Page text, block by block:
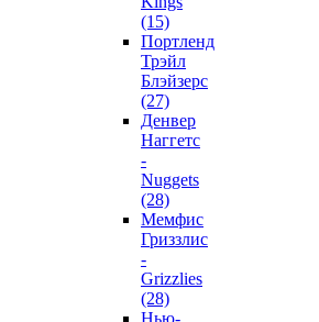
(15)
Портленд
Трэйл
Блэйзерс
(27)
Денвер
Наггетс
-
Nuggets
(28)
Мемфис
Гриззлис
-
Grizzlies
(28)
Нью-